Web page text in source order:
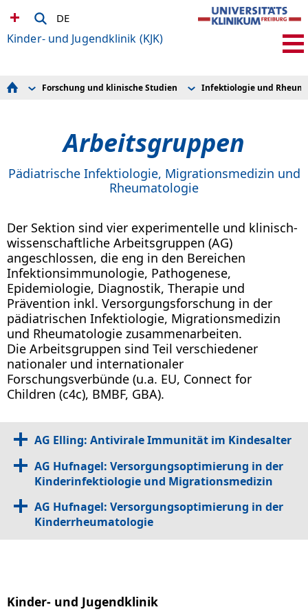
DE
Kinder- und Jugendklinik (KJK)
Diagnostik für seltene Erkrankungen
Umfassende Betreuung
Ausbildung und Studium
Bewerbung bei uns
Für niedergelassene Ärzt*innen
ru-kjk
Forschung und klinische Studien
Forschungskoordination
Früh- und Neugeborenenmedizin
Hämatologie und Onkologie
Immunologie
Infektiologie und Rheumatologie
Pädiatrische Genetik
Pädiatrische Psychosomatik
Pflegewissenschaft
Stoffwechselstörungen
Versorgungsforschung
Infektiologie und
Arbeitsgruppen
Pädiatrische Infektiologie, Migrationsmedizin und
Rheumatologie
Der Sektion sind vier experimentelle und klinisch-
wissenschaftliche Arbeitsgruppen (AG)
angeschlossen, die eng in den Bereichen
Infektionsimmunologie, Pathogenese,
Epidemiologie, Diagnostik, Therapie und
Prävention inkl. Versorgungsforschung in der
pädiatrischen Infektiologie, Migrationsmedizin
und Rheumatologie zusammenarbeiten.
Die Arbeitsgruppen sind Teil verschiedener
nationaler und internationaler
Forschungsverbünde (u.a. EU, Connect for
Children (c4c), BMBF, GBA).
AG Elling: Antivirale Immunität im Kindesalter
AG Hufnagel: Versorgungsoptimierung in der
Kinderinfektiologie und Migrationsmedizin
AG Hufnagel: Versorgungsoptimierung in der
Kinderrheumatologie
Kinder- und Jugendklinik